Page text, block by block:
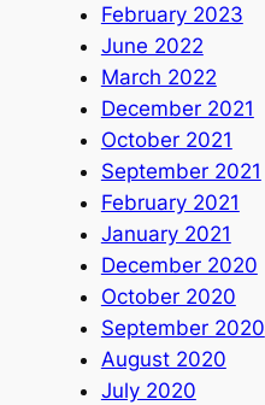
February 2023
June 2022
March 2022
December 2021
October 2021
September 2021
February 2021
January 2021
December 2020
October 2020
September 2020
August 2020
July 2020